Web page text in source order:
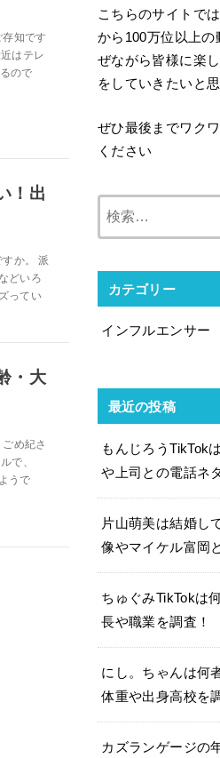
知です
はテレ
ので
！出
か。 派
どいろ
ってい
・大
め紀さ
で、
うで
こちらのサイトで
から100万位以上の
ぜながら皆様に楽
をしていきたいと思
ぜひ最後までワク
ください
カテゴリー
インフルエンサー
最近の投稿
もんじろうTikTok
や上司との電話ネ
片山萌美は結婚し
像やマイケル富岡
ちゅぐみTikTokは
長や職業を調査！
にし。ちゃんは何
体重や出身高校を
カズランゲージの